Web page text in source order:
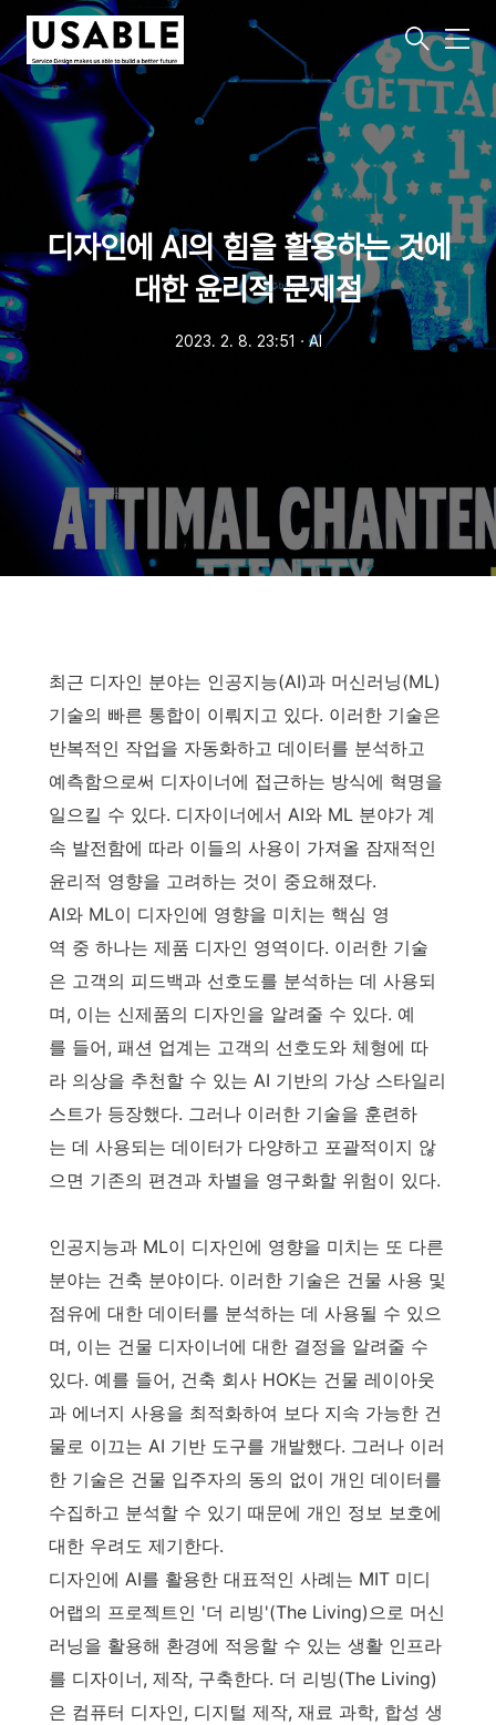
메
뉴
디자인에 AI의 힘을 활용하는 것에
대한 윤리적 문제점
2023. 2. 8. 23:51 ㆍ AI
최근 디자인 분야는 인공지능(AI)과 머신러닝(ML)
기술의 빠른 통합이 이뤄지고 있다. 이러한 기술은
반복적인 작업을 자동화하고 데이터를 분석하고
예측함으로써 디자이너에 접근하는 방식에 혁명을
일으킬 수 있다. 디자이너에서 AI와 ML 분야가 계
속 발전함에 따라 이들의 사용이 가져올 잠재적인
윤리적 영향을 고려하는 것이 중요해졌다.
AI와 ML이 디자인에 영향을 미치는 핵심 영
역 중 하나는 제품 디자인 영역이다. 이러한 기술
은 고객의 피드백과 선호도를 분석하는 데 사용되
며, 이는 신제품의 디자인을 알려줄 수 있다. 예
를 들어, 패션 업계는 고객의 선호도와 체형에 따
라 의상을 추천할 수 있는 AI 기반의 가상 스타일리
스트가 등장했다. 그러나 이러한 기술을 훈련하
는 데 사용되는 데이터가 다양하고 포괄적이지 않
으면 기존의 편견과 차별을 영구화할 위험이 있다.
인공지능과 ML이 디자인에 영향을 미치는 또 다른
분야는 건축 분야이다. 이러한 기술은 건물 사용 및
점유에 대한 데이터를 분석하는 데 사용될 수 있으
며, 이는 건물 디자이너에 대한 결정을 알려줄 수
있다. 예를 들어, 건축 회사 HOK는 건물 레이아웃
과 에너지 사용을 최적화하여 보다 지속 가능한 건
물로 이끄는 AI 기반 도구를 개발했다. 그러나 이러
한 기술은 건물 입주자의 동의 없이 개인 데이터를
수집하고 분석할 수 있기 때문에 개인 정보 보호에
대한 우려도 제기한다.
디자인에 AI를 활용한 대표적인 사례는 MIT 미디
어랩의 프로젝트인 '더 리빙'(The Living)으로 머신
러닝을 활용해 환경에 적응할 수 있는 생활 인프라
를 디자이너, 제작, 구축한다. 더 리빙(The Living)
은 컴퓨터 디자인, 디지털 제작, 재료 과학, 합성 생